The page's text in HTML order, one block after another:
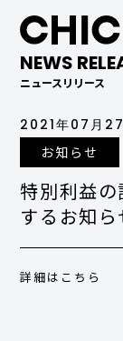
NEWS
ニュースリリース
2021年07月
お知らせ
特別利益
するお知ら
詳細はこちら